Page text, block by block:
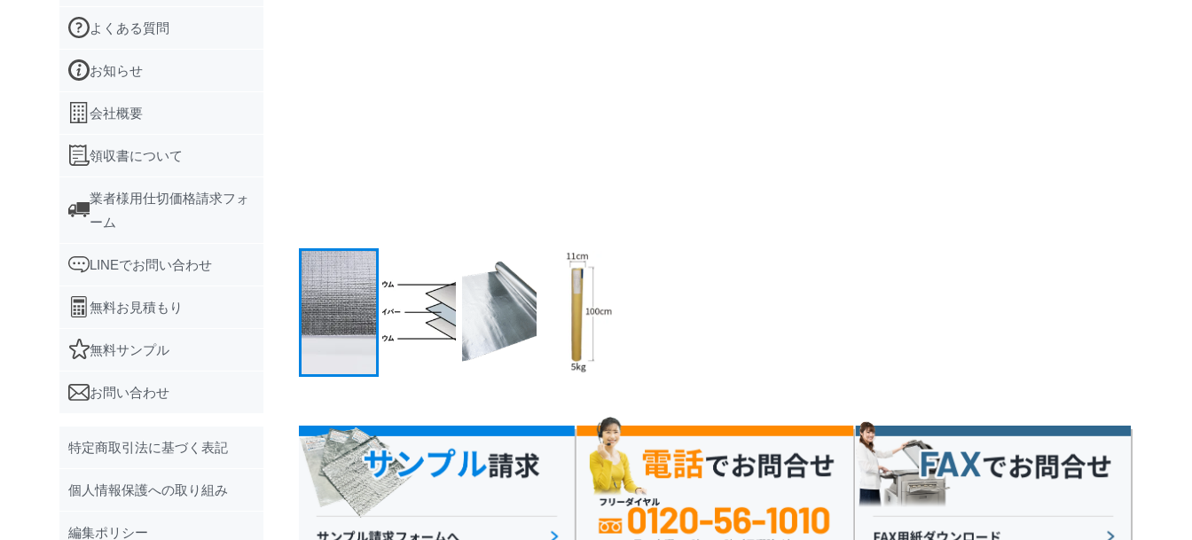
よくある質問
お知らせ
会社概要
領収書について
業者様用仕切価格請求フォ
ーム
LINEでお問い合わせ
無料お見積もり
無料サンプル
お問い合わせ
特定商取引法に基づく表記
個人情報保護への取り組み
編集ポリシー